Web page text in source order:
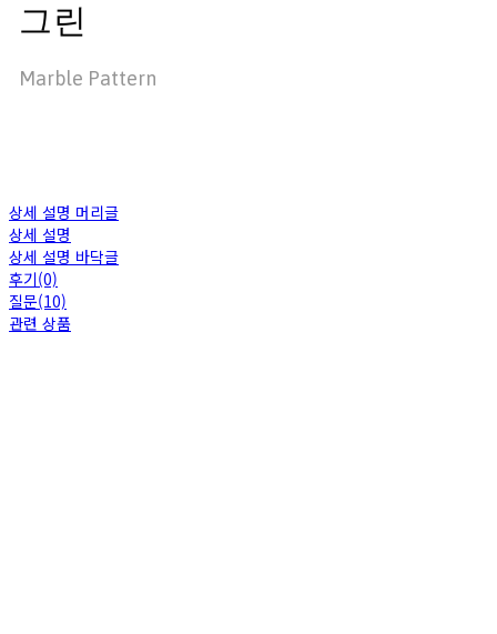
그린
Marble Pattern
상세 설명 머리글
상세 설명
상세 설명 바닥글
후기(0)
질문(10)
관련 상품